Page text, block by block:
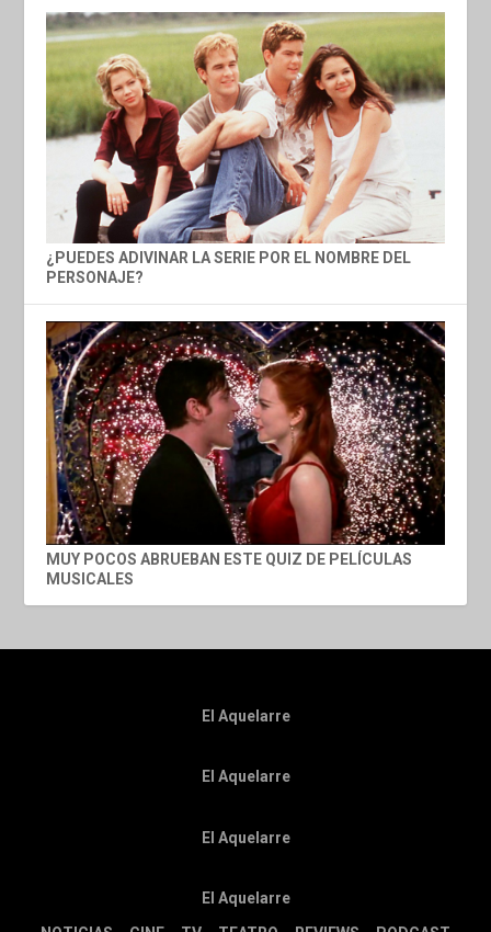
¿PUEDES ADIVINAR LA SERIE POR EL NOMBRE DEL
PERSONAJE?
MUY POCOS ABRUEBAN ESTE QUIZ DE PELÍCULAS
MUSICALES
El Aquelarre
El Aquelarre
El Aquelarre
El Aquelarre